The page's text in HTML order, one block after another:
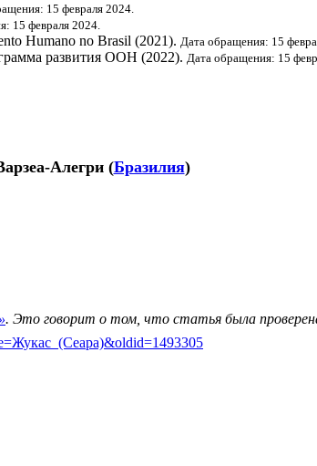
15 февраля 2024.
15 февраля 2024.
Humano no Brasil (2021). Дата обращения: 15
развития ООН (2022). Дата обращения: 15
Алегри(Бразилия)
. Это говорит о том, что статья была